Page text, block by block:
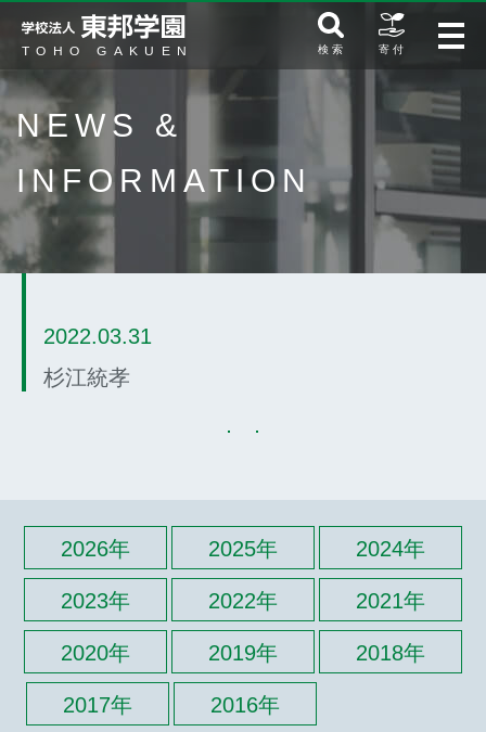
検 索 寄 付
NEWS &
INFORMATION
2022.03.31
杉江統孝
2026年 2025年 2024年
2023年 2022年 2021年
2020年 2019年 2018年
2017年 2016年